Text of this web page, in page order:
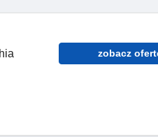
zobacz